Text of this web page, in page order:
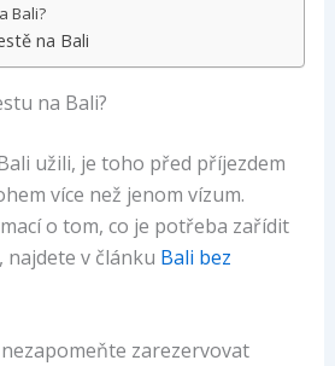
Bali?
na Bali
na Bali?
užili, je toho před příjezdem
více než jenom vízum.
o tom, co je potřeba zařídit
najdete v článku Bali bez
zarezervovat